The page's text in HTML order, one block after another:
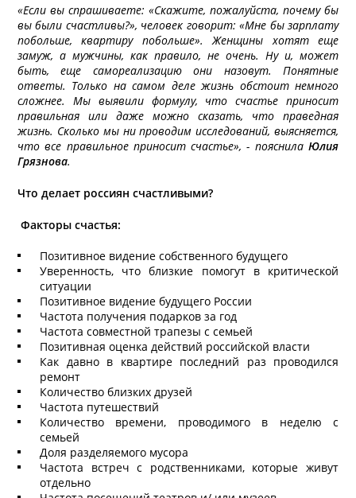
«Если вы спрашиваете: «Скажите, пожалуйста, почему бы
вы были счастливы?», человек говорит: «Мне бы зарплату
побольше, квартиру побольше». Женщины хотят еще
замуж, а мужчины, как правило, не очень. Ну и, может
быть, еще самореализацию они назовут. Понятные
ответы. Только на самом деле жизнь обстоит немного
сложнее. Мы выявили формулу, что счастье приносит
правильная или даже можно сказать, что праведная
жизнь. Сколько мы ни проводим исследований, выясняется,
что все правильное приносит счастье», - пояснила Юлия
Грязнова.
Что делает россиян счастливыми?
Факторы счастья:
Позитивное видение собственного будущего
Уверенность, что близкие помогут в критической
ситуации
Позитивное видение будущего России
Частота получения подарков за год
Частота совместной трапезы с семьей
Позитивная оценка действий российской власти
Как давно в квартире последний раз проводился
ремонт
Количество близких друзей
Частота путешествий
Количество времени, проводимого в неделю с
семьей
Доля разделяемого мусора
Частота встреч с родственниками, которые живут
отдельно